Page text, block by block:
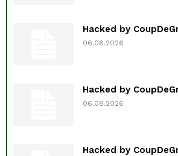
Hacked by
06.08.2026
Hacked by
06.08.2026
Hacked by